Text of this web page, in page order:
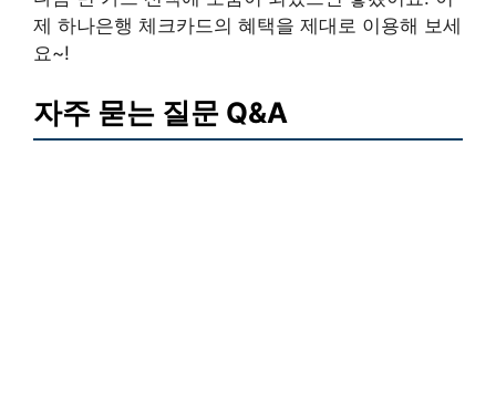
제 하나은행 체크카드의 혜택을 제대로 이용해 보세
요~!
자주 묻는 질문 Q&A